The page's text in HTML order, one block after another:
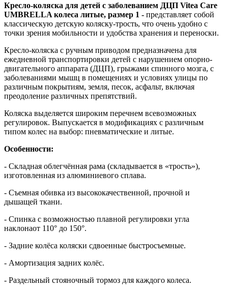
Кресло-коляска для детей с заболеванием ДЦП Vitea Care
UMBRELLA колеса литые, размер 1 - представляет собой
классическую детскую коляску-трость, что очень удобно с
точки зрения мобильности и удобства хранения и переноски.
Кресло-коляска с ручным приводом предназначена для
ежедневной транспортировки детей с нарушением опорно-
двигательного аппарата (ДЦП), грыжами спинного мозга, с
заболеваниями мышц в помещениях и условиях улицы по
различным покрытиям, земля, песок, асфальт, включая
преодоление различных препятствий.
Коляска выделяется широким перечнем всевозможных
регулировок. Выпускается в модификациях с различным
типом колес на выбор: пневматические и литые.
Особенности:
- Складная облегчённая рама (складывается в «трость»),
изготовленная из алюминиевого сплава.
- Съемная обивка из высококачественной, прочной и
дышащей ткани.
- Спинка с возможностью плавной регулировки угла
наклонаот 110° до 150°.
- Задние колёса коляски сдвоенные быстросъемные.
- Амортизация задних колёс.
- Раздельный стояночный тормоз для каждого колеса.